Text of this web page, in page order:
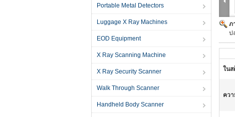
Portable Metal Detectors
Luggage X Ray Machines
EOD Equipment
X Ray Scanning Machine
X Ray Security Scanner
Walk Through Scanner
Handheld Body Scanner
ภ
ป
ในส
ควา